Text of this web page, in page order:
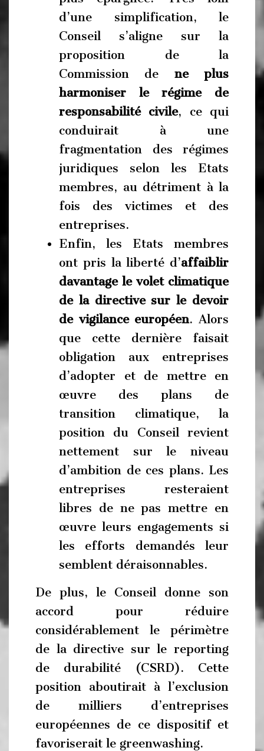
d’une simplification, le
Conseil s’aligne sur la
proposition de la
Commission de ne plus
harmoniser le régime de
responsabilité civile, ce qui
conduirait à une
fragmentation des régimes
juridiques selon les Etats
membres, au détriment à la
fois des victimes et des
entreprises.
Enfin, les Etats membres
ont pris la liberté d’affaiblir
davantage le volet climatique
de la directive sur le devoir
de vigilance européen. Alors
que cette dernière faisait
obligation aux entreprises
d’adopter et de mettre en
œuvre des plans de
transition climatique, la
position du Conseil revient
nettement sur le niveau
d’ambition de ces plans. Les
entreprises resteraient
libres de ne pas mettre en
œuvre leurs engagements si
les efforts demandés leur
semblent déraisonnables.
De plus, le Conseil donne son
accord pour réduire
considérablement le périmètre
de la directive sur le reporting
de durabilité (CSRD). Cette
position aboutirait à l’exclusion
de milliers d’entreprises
européennes de ce dispositif et
favoriserait le greenwashing.